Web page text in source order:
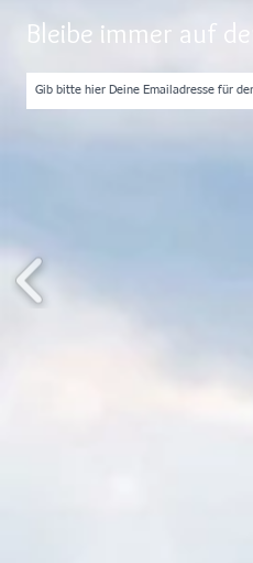
Bleibe immer auf